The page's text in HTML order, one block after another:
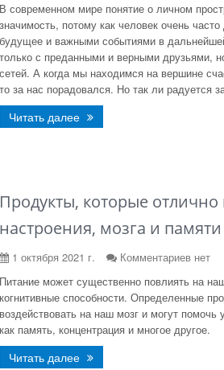
В современном мире понятие о личном
значимость, потому как человек очень
будущее и важными событиями в
только с преданными и верными друзьями,
сетей. А когда мы находимся на вершине
то за нас порадовался. Но так ли радуется
Читать далее
Продукты, которые отлично
настроения, мозга и памяти
1 октября 2021 г.
Комментариев нет
Питание может существенно повлиять на
когнитивные способности. Определенные
воздействовать на наш мозг и могут
как память, концентрация и многое другое.
Читать далее